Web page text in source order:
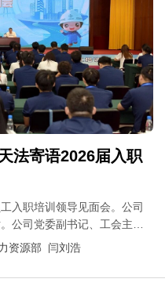
法寄语2026届入职
入职培训领导见面会。公司
公司党委副书记、工会主席
主持会议。
资源部 闫刘浩